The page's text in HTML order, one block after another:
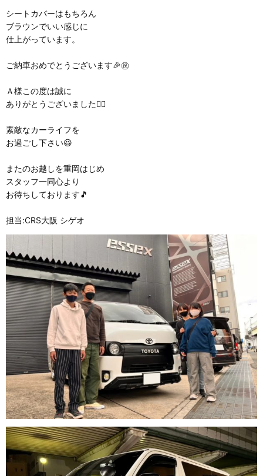
シートカバーはもちろん
ブラウンでいい感じに
仕上がっています。
ご納車おめでとうございます🎉㊗️
Ａ様この度は誠に
ありがとうございました🙇‍♂️
素敵なカーライフを
お過ごし下さい😆
またのお越しを重岡はじめ
スタッフ一同心より
お待ちしております🎵
担当:CRS大阪 シゲオ